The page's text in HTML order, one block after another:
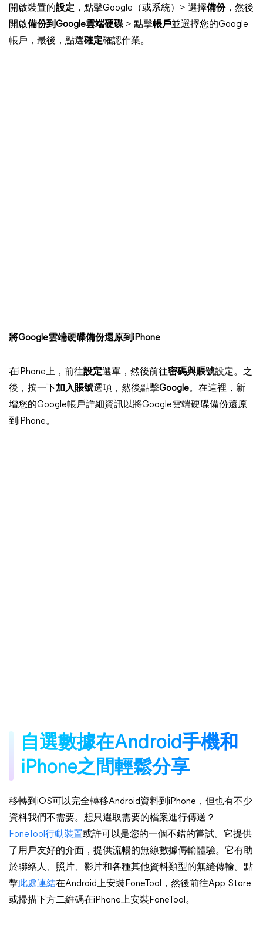
開啟裝置的設定 ，點擊Google（或系統）> 選擇備份，然後
開啟備份到Google雲端硬碟 > 點擊帳戶並選擇您的Google
帳戶，最後，點選確定確認作業。
將Google雲端硬碟備份還原到iPhone
在iPhone上，前往設定選單，然後前往密碼與賬號設定。之
後，按一下加入賬號選項，然後點擊Google。在這裡，新
增您的Google帳戶詳細資訊以將Google雲端硬碟備份還原
到iPhone。
自選數據在Android手機和
iPhone之間輕鬆分享
移轉到iOS可以完全轉移Android資料到iPhone，但也有不少
資料我們不需要。想只選取需要的檔案進行傳送？
FoneTool行動裝置或許可以是您的一個不錯的嘗試。它提供
了用戶友好的介面，提供流暢的無線數據傳輸體驗。它有助
於聯絡人、照片、影片和各種其他資料類型的無縫傳輸。點
擊此處連結在Android上安裝FoneTool，然後前往App Store
或掃描下方二維碼在iPhone上安裝FoneTool。